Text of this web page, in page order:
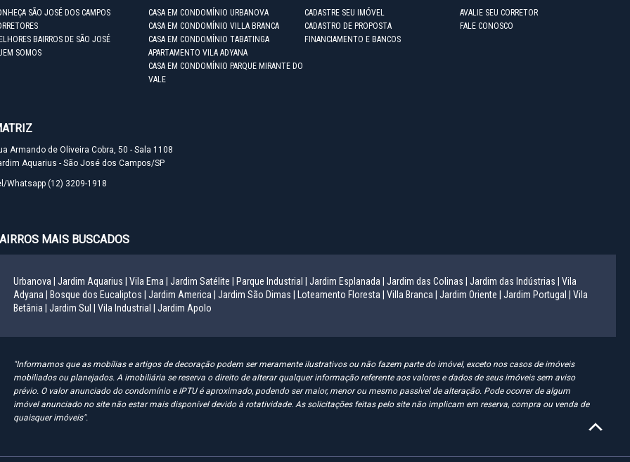
SÃO JOSÉ DOS CAMPOS
BAIRROS DE SÃO JOSÉ
SOMOS
CASA EM CONDOMÍNIO URBANOVA
CASA EM CONDOMÍNIO VILLA BRANCA
CASA EM CONDOMÍNIO TABATINGA
APARTAMENTO VILA ADYANA
CASA EM CONDOMÍNIO PARQUE MIRANTE DO
VALE
CADASTRE SEU IMÓVEL
CADASTRO DE PROPOSTA
FINANCIAMENTO E BANCOS
AVALIE SEU CORRETOR
FALE CONOSCO
Armando de Oliveira Cobra, 50 - Sala 1108
Aquarius - São José dos Campos/SP
Whatsapp (12) 3209-1918
MAIS BUSCADOS
Urbanova | Jardim Aquarius | Vila Ema | Jardim Satélite | Parque Industrial | Jardim Esplanada | Jardim das Colinas | Jardim das Indústrias |
Vila
Adyana |
Bosque dos Eucaliptos | Jardim America | Jardim São Dimas | Loteamento Floresta | Villa Branca | Jardim Oriente | Jardim Portugal |
Vila
Betânia |
Jardim Sul | Vila Industrial | Jardim Apolo
"Informamos que as mobílias e artigos de decoração podem ser meramente ilustrativos ou não fazem parte do imóvel, exceto nos casos de imóveis
mobiliados ou planejados. A imobiliária se reserva o direito de alterar qualquer informação referente aos valores e dados de seus imóveis sem aviso
prévio. O valor anunciado do condomínio e IPTU é aproximado, podendo ser maior, menor ou mesmo passível de alteração. Pode ocorrer de algum
imóvel anunciado no site não estar mais disponível devido à rotatividade. As solicitações feitas pelo site não implicam em reserva, compra ou venda de
quaisquer imóveis".